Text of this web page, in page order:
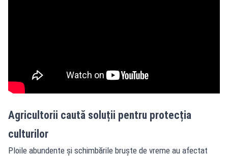
Agricultorii caută soluții pentru protecția
culturilor
Ploile abundente și schimbările bruște de vreme au afectat